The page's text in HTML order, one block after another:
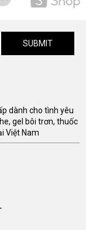
SUBMIT
dành cho tình yêu
gel bôi trơn, thuốc
Việt Nam